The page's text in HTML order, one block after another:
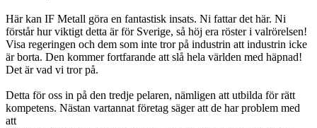
Här kan IF Metall göra en fantastisk insats. Ni fattar det här. Ni
förstår hur viktigt detta är för Sverige, så höj era röster i valrörelsen!
Visa regeringen och dem som inte tror på industrin att industrin icke
är borta. Den kommer fortfarande att slå hela världen med häpnad!
Det är vad vi tror på.
Detta för oss in på den tredje pelaren, nämligen att utbilda för rätt
kompetens. Nästan vartannat företag säger att de har problem med
att